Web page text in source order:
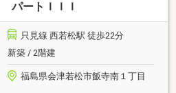
パートＩＩＩ
只見線 西若松駅 徒歩22分
新築 / 2階建
福島県会津若松市飯寺南１丁目